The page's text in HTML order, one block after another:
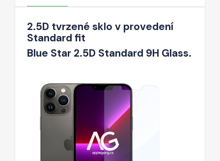
2.5D tvrzené sklo v provedení
Standard fit
Blue Star 2.5D Standard 9H Glass.